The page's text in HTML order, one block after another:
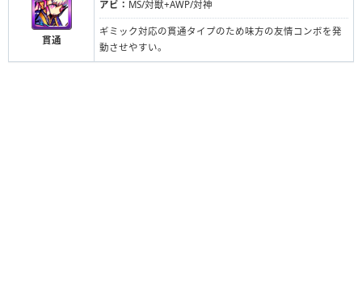
貫通
アビ： MS/対獣+AWP/対神
ギミック対応の貫通タイプのため味方の友情コンボを発
動させやすい。